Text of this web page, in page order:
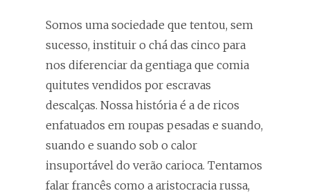
Somos uma sociedade que tentou, sem
sucesso, instituir o chá das cinco para
nos diferenciar da gentiaga que comia
quitutes vendidos por escravas
descalças. Nossa história é a de ricos
enfatuados em roupas pesadas e suando,
suando e suando sob o calor
insuportável do verão carioca. Tentamos
falar francês como a aristocracia russa,